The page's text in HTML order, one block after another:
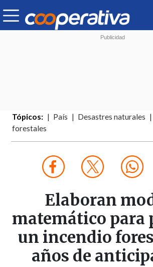
Tópicos: País Desastres naturales
forestales
Elaboran
matemático para
un incendio
años de